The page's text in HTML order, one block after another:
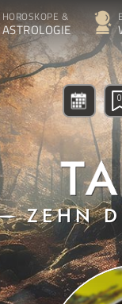
HOROSKOPE &
ASTROLOGIE
0
ZEHN